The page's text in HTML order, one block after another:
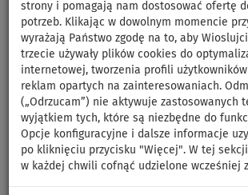
strony i pomagają nam dostosować ofertę
potrzeb. Klikając w dowolnym momencie
wyrażają Państwo zgodę na to, aby
trzecie używały plików cookies do
internetowej, tworzenia profili
reklam opartych na zainteresowaniach.
(„Odrzucam”) nie aktywuje zastosowanych
wyjątkiem tych, które są niezbędne do
Opcje konfiguracyjne i dalsze informacje
po kliknięciu przycisku "Więcej". W tej
w każdej chwili cofnąć udzielone wcześniej
Deski SUP
Ze względu na dużą liczbę zamówień,
telefonów czas odpowiedzi może być
zwykle. Prosimy o kontakt mailowy i
wyrozumiałość.